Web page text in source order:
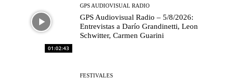
01:02:43
GPS AUDIOVISUAL RADIO
GPS Audiovisual Radio – 5/8/2026:
Entrevistas a Darío Grandinetti, Leon
Schwitter, Carmen Guarini
FESTIVALES